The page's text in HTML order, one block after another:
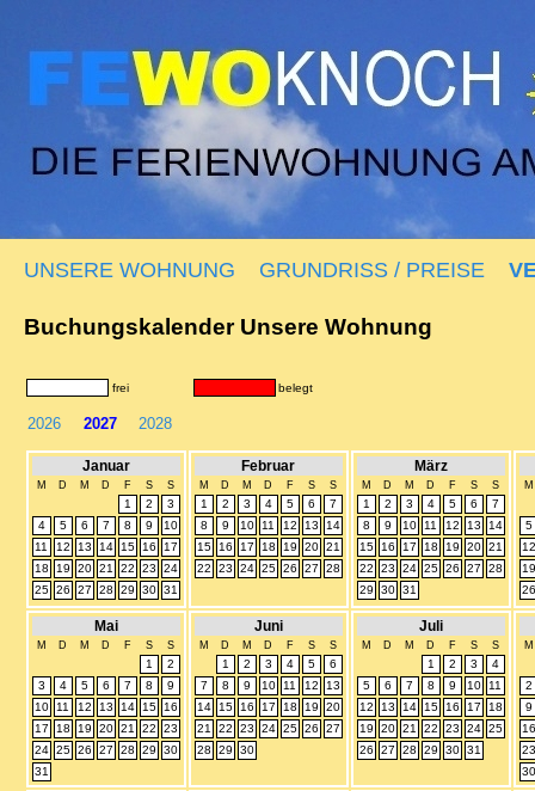
UNSERE WOHNUNG GRUNDRISS / PREISE
Buchungskalender Unsere Wohnung
frei
2026 2027 2028
Januar
M D M D F S S
1 2
3
4
5 6 7 8 9
10
11
12 13 14 15 16
17
18
19 20 21 22 23
24
25 26 27 28 29 30 31
Februar
M D M D F S S
1 2 3 4 5 6
7
8
9 10 11 12 13
14
15
16 17 18 19 20 21
22
23 24 25 26 27 28
März
M D M D F S S
1 2 3 4 5 6
7
8
9 10 11 12 13
14
15
16 17 18 19 20 21
22
23 24 25 26 27
28
29
30 31
M
5
12
19
26
Mai
M D M D F S S
1
2
3
4 5 6 7 8
9
10
11 12 13 14 15
16
17
18 19 20 21 22
23
24 25 26 27 28 29
30
31
Juni
M D M D F S S
1 2 3 4 5
6
7
8 9 10 11 12
13
14
15 16 17 18 19
20
21
22 23 24 25 26
27
28
29 30
Juli
M D M D F S S
1 2 3
4
5
6 7 8 9 10
11
12
13 14 15 16 17
18
19
20 21 22 23 24 25
26
27 28 29 30 31
M
2
9
16
23
30